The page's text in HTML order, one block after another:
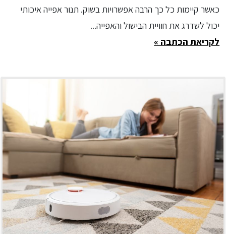
כאשר קיימות כל כך הרבה אפשרויות בשוק. תנור אפייה איכותי
יכול לשדרג את חוויית הבישול והאפייה...
לקריאת הכתבה »